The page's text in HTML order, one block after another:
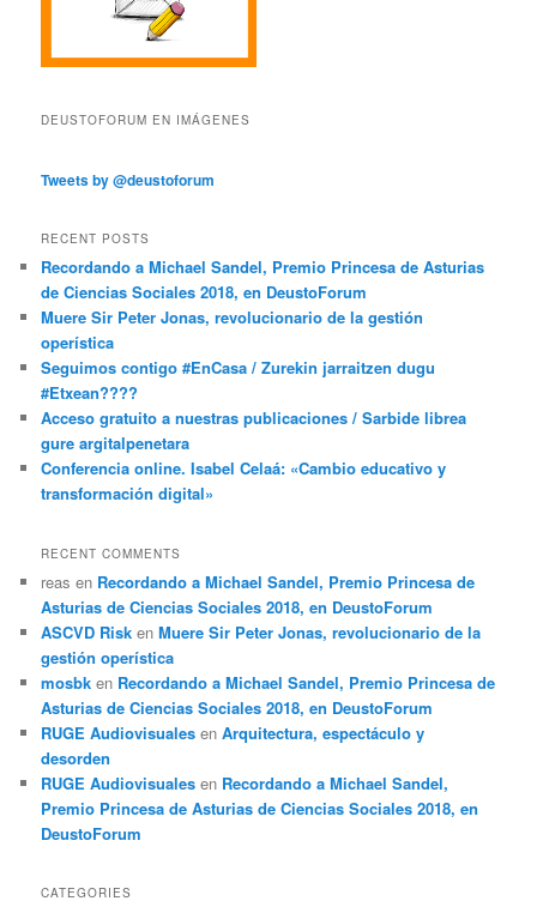
DEUSTOFORUM EN IMÁGENES
Tweets by @deustoforum
RECENT POSTS
Recordando a Michael Sandel, Premio Princesa de Asturias
de Ciencias Sociales 2018, en DeustoForum
Muere Sir Peter Jonas, revolucionario de la gestión
operística
Seguimos contigo #EnCasa / Zurekin jarraitzen dugu
#Etxean????
Acceso gratuito a nuestras publicaciones / Sarbide librea
gure argitalpenetara
Conferencia online. Isabel Celaá: «Cambio educativo y
transformación digital»
RECENT COMMENTS
reas en Recordando a Michael Sandel, Premio Princesa de
Asturias de Ciencias Sociales 2018, en DeustoForum
ASCVD Risk enMuere Sir Peter Jonas, revolucionario de la
gestión operística
mosbk en Recordando a Michael Sandel, Premio Princesa de
Asturias de Ciencias Sociales 2018, en DeustoForum
RUGE Audiovisuales enArquitectura, espectáculo y
desorden
RUGE Audiovisuales en Recordando a Michael Sandel,
Premio Princesa de Asturias de Ciencias Sociales 2018, en
DeustoForum
CATEGORIES